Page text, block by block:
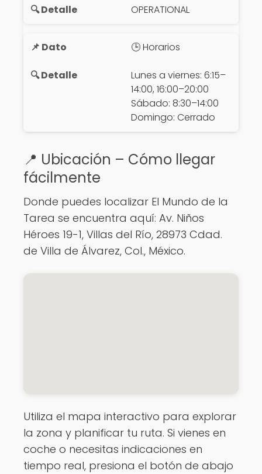
OPERATIONAL
🕒 Horarios
Lunes a viernes: 6:15–
14:00, 16:00–20:00
Sábado: 8:30–14:00
Domingo: Cerrado
📍 Ubicación – Cómo llegar
fácilmente
Donde puedes localizar El Mundo de la
Tarea se encuentra aquí: Av. Niños
Héroes 19-1, Villas del Río, 28973 Cdad.
de Villa de Álvarez, Col., México.
Utiliza el mapa interactivo para explorar
la zona y planificar tu ruta. Si vienes en
coche o necesitas indicaciones en
tiempo real, presiona el botón de abajo